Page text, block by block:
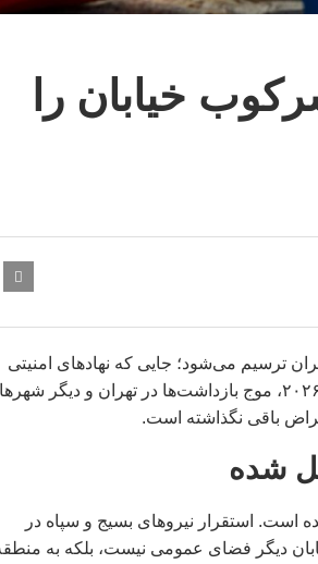
خیابان را
ترسیم می‌شود؛ جایی که نهادهای امنیتی
همچون یک سازوکار بسته برای خاموش کردن هر صدای مردمی عمل می‌کنند. در مارس ۲۰۲۶، موج بازداشت‌ها در تهران و دیگر شهرها
باقی نگذاشته است.
شده
است. استقرار نیروهای بسیج و سپاه در
دیگر فضای عمومی نیست، بلکه به